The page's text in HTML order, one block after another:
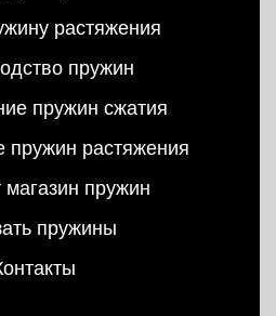
растяжения
пружин
пружин сжатия
пружин растяжения
магазин пружин
пружины